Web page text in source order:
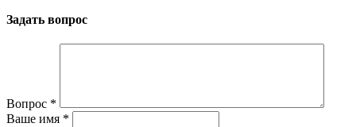
Задать вопрос
Вопрос *
Ваше имя *